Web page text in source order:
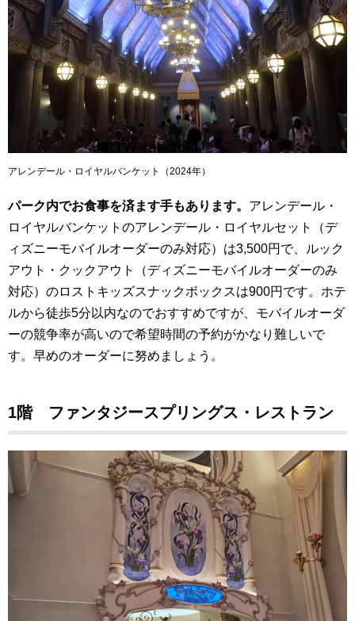
アレンデール・ロイヤルバンケット（2024年）
パーク内でお食事を済ます手もあります。 アレンデール・
ロイヤルバンケットのアレンデール・ロイヤルセット（デ
ィズニーモバイルオーダーのみ対応）は3,500円で、ルック
アウト・クックアウト（ディズニーモバイルオーダーのみ
対応）のロストキッズスナックボックスは900円です。ホテ
ルから徒歩5分以内なのでおすすめですが、モバイルオーダ
ーの競争率が高いので希望時間の予約がかなり難しいで
す。早めのオーダーに努めましょう。
1階 ファンタジースプリングス・レストラン